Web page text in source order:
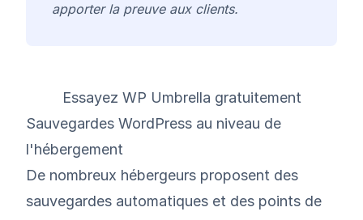
apporter la preuve aux clients.
Essayez WP Umbrella gratuitement
Sauvegardes WordPress au niveau de
l'hébergement
De nombreux hébergeurs proposent des
sauvegardes automatiques et des points de